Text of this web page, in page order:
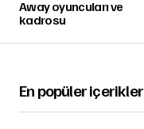
Away oyuncuları ve
kadrosu
En popüler içerikler